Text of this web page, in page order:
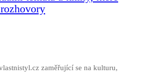
zaměřující se na kulturu,